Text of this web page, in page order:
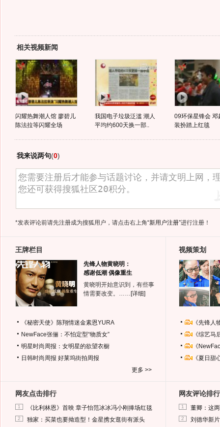
相关视频新闻
闪耀热舞潮人馆 廖碧儿
陈法拉等闪耀全场
我国电子垃圾泛滥 潮人
平均约600天换一部..
09环保星锋会 邓
装扮踏上红毯
我来说两句(0)
*发表评论前请先注册成为搜狐用户，请点击右上角“新用户注册”进行注册！
王牌栏目
先锋人物黄晓明：
感谢低潮 偶像重生
黄晓明开始意识到，有些事
情需要改变。…… [详细]
《秘密天使》陈翔情迷金素恩YURA
NewFace张俪：不怕定型“物质女”
明星时尚周报：女明星的欲望衣橱
日韩时尚周报 好莱坞街拍周报
更多 >>
视频策划
《先锋
《综艺
《
《夏日
网友点击排行
1 《比利林恩》首映 章子怡范冰冰冯小刚捧场红毯
2 独家：买菜也要拗造型！金星携女逛街有派头
网友评论排行
1 董卿：这
2 刘德华新